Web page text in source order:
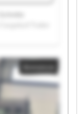
Lille
Trailer
Lille
Trailer
Lille
Annonce